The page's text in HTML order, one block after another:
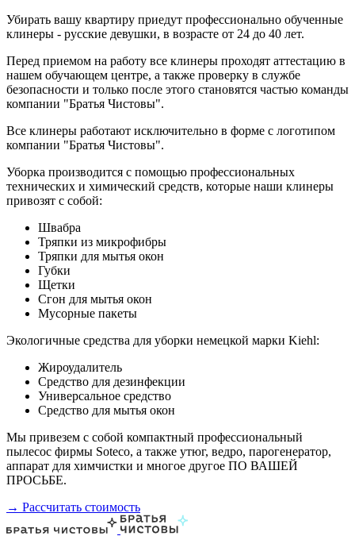
Убирать вашу квартиру приедут профессионально обученные
клинеры - русские девушки, в возрасте от 24 до 40 лет.
Перед приемом на работу все клинеры проходят аттестацию в
нашем обучающем центре, а также проверку в службе
безопасности и только после этого становятся частью команды
компании "Братья Чистовы".
Все клинеры работают исключительно в форме с логотипом
компании "Братья Чистовы".
Уборка производится с помощью профессиональных
технических и химический средств, которые наши клинеры
привозят с собой:
Швабра
Тряпки из микрофибры
Тряпки для мытья окон
Губки
Щетки
Сгон для мытья окон
Мусорные пакеты
Экологичные средства для уборки немецкой марки Kiehl:
Жироудалитель
Средство для дезинфекции
Универсальное средство
Средство для мытья окон
Мы привезем с собой компактный профессиональный
пылесос фирмы Soteco, а также утюг, ведро, парогенератор,
аппарат для химчистки и многое другое ПО ВАШЕЙ
ПРОСЬБЕ.
→ Рассчитать стоимость